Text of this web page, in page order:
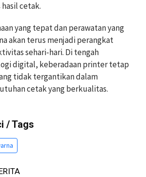
cetak.
yang tepat dan perawatan yang
akan terus menjadi perangkat
sehari-hari. Di tengah
digital, keberadaan printer tetap
tidak tergantikan dalam
cetak yang berkualitas.
/ Tags